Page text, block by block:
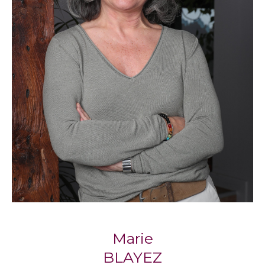
compte de vos critères et de votre budget.
Propriétaires, sachez que nos agences
proposent également un service de gestion
locative pour vous accompagner
sereinement dans la mise en location de votre
bien.
Notre philosophie : l’immobilier
humain
Respect, écoute, engagement : trois piliers qui
définissent la façon dontBlayez Immobilier
accompagne chaque client, avec la
Marie Blayez, cofondatrice, partage cette
Marie
BLAYEZ